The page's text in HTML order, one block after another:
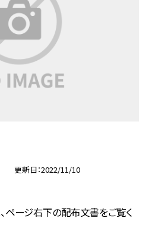
更新日 2022/11/10
ページ右下の配布文書をご覧く